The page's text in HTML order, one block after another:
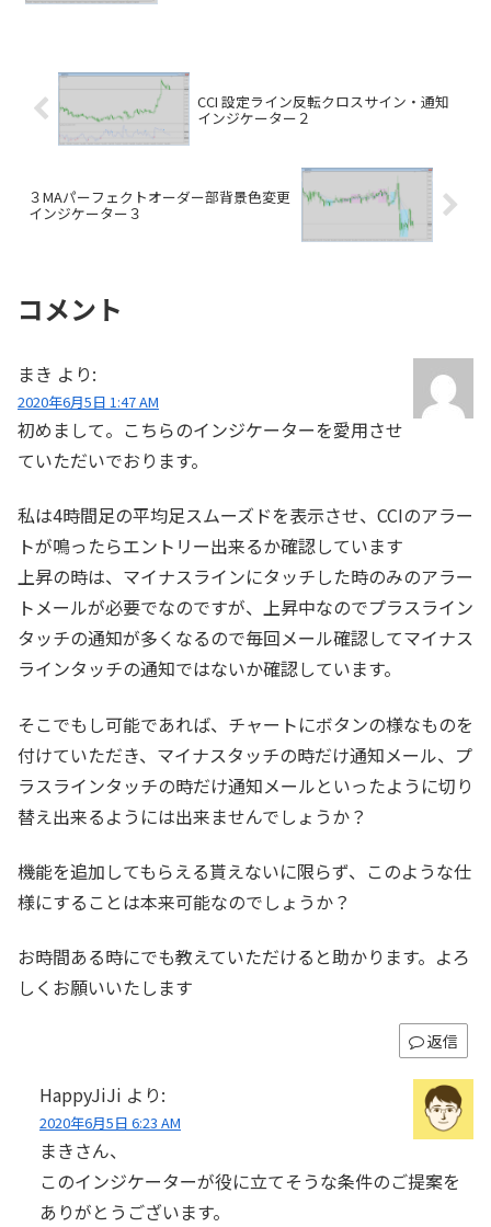
CCI 設定ライン反転クロスサイン・通知
インジケーター２
３MAパーフェクトオーダー部背景色変更
インジケーター３
コメント
まき より:
2020年6月5日 1:47 AM
初めまして。こちらのインジケーターを愛用させ
ていただいでおります。
私は4時間足の平均足スムーズドを表示させ、CCIのアラー
トが鳴ったらエントリー出来るか確認しています
上昇の時は、マイナスラインにタッチした時のみのアラー
トメールが必要でなのですが、上昇中なのでプラスライン
タッチの通知が多くなるので毎回メール確認してマイナス
ラインタッチの通知ではないか確認しています。
そこでもし可能であれば、チャートにボタンの様なものを
付けていただき、マイナスタッチの時だけ通知メール、プ
ラスラインタッチの時だけ通知メールといったように切り
替え出来るようには出来ませんでしょうか？
機能を追加してもらえる貰えないに限らず、このような仕
様にすることは本来可能なのでしょうか？
お時間ある時にでも教えていただけると助かります。よろ
しくお願いいたします
返信
HappyJiJi より:
2020年6月5日 6:23 AM
まきさん、
このインジケーターが役に立てそうな条件のご提案を
ありがとうございます。